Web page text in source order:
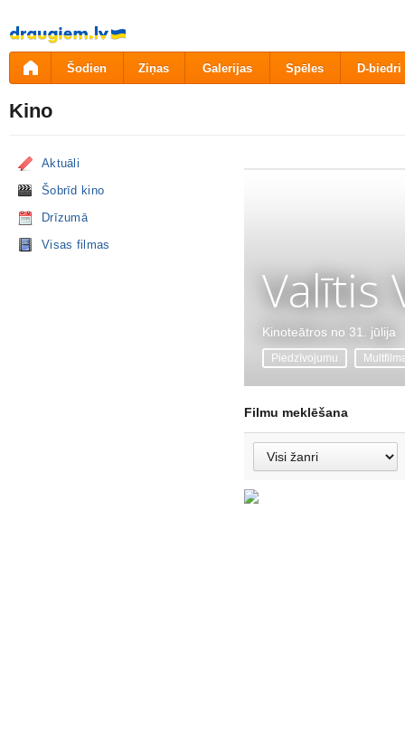
Pāriet
uz
saturu
Šodien Ziņas Galerijas Spēles D-biedri
Kino
Aktuāli
Šobrīd kino
Drīzumā
Visas filmas
Valītis
Kinoteātros no 31. jūlija
Piedzīvojumu
Filmu meklēšana